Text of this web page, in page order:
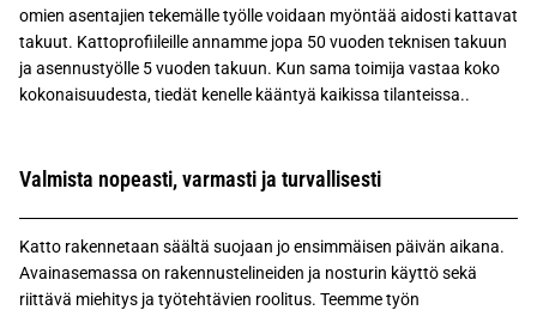
omien asentajien tekemälle työlle voidaan myöntää aidosti kattavat
takuut. Kattoprofiileille annamme jopa 50 vuoden teknisen takuun
ja asennustyölle 5 vuoden takuun. Kun sama toimija vastaa koko
kokonaisuudesta, tiedät kenelle kääntyä kaikissa tilanteissa..
Valmista nopeasti, varmasti ja turvallisesti
Katto rakennetaan säältä suojaan jo ensimmäisen päivän aikana.
Avainasemassa on rakennustelineiden ja nosturin käyttö sekä
riittävä miehitys ja työtehtävien roolitus. Teemme työn